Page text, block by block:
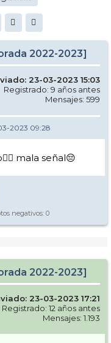
2022-2023]
23-03-2023 15:03
Registrado: 9 años antes
Mensajes: 599
2023 09:28
mala señal😔
negativos: 0
2022-2023]
23-03-2023 17:21
Registrado: 12 años antes
Mensajes: 1.193